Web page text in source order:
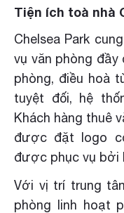
Tiện ích toà nhà
Chelsea Park
vụ văn phòng đầy
phòng, điều hoà
tuyệt đối, hệ
Khách hàng thuê
được đặt logo
được phục vụ bởi
Với vị trí trung
phòng linh hoạt